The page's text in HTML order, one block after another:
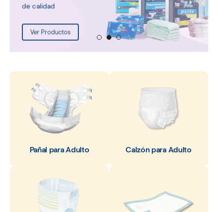
de calidad
Ver Productos
1 2 3
Pañal para Adulto Calzón para Adulto